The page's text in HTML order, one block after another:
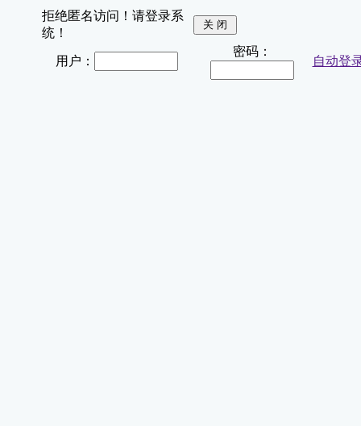
拒绝匿名访问！请登录系
统！
用户：
密码：
自动登